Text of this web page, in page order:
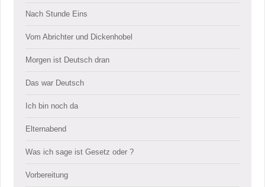
Nach Stunde Eins
Vom Abrichter und Dickenhobel
Morgen ist Deutsch dran
Das war Deutsch
Ich bin noch da
Elternabend
Was ich sage ist Gesetz oder ?
Vorbereitung